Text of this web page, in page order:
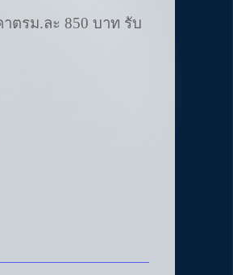
ตรม.ละ 850 บาท รับ